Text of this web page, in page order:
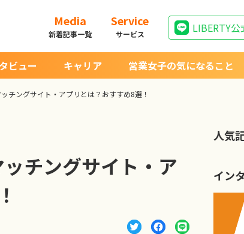
Media
新着記事一覧
Service
サービス LIBERTY公
ビュー キャリア 営業女子の気になること
チングサイト・アプリとは？おすすめ8選！
チングサイト・ア
人気
イン